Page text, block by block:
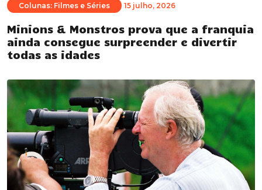
Colunas: Filmes e Séries 15 julho, 2026
Minions & Monstros prova que a franquia
ainda consegue surpreender e divertir
todas as idades